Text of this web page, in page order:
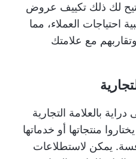
لك ذلك تكييف عروض
احتياجات العملاء، مما
مع علامتك
بالعلامة التجارية
منتجاتها أو خدماتها
يمكن لاستطلاعات